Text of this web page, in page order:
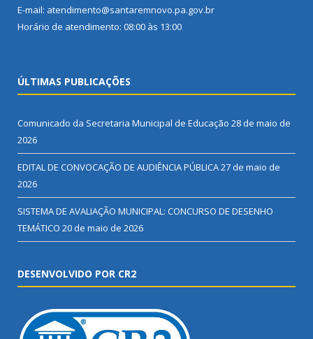
E-mail: atendimento@santaremnovo.pa.gov.br
Horário de atendimento: 08:00 às 13:00
ÚLTIMAS PUBLICAÇÕES
Comunicado da Secretaria Municipal de Educação 28 de maio de
2026
EDITAL DE CONVOCAÇÃO DE AUDIÊNCIA PÚBLICA27 de maio de
2026
SISTEMA DE AVALIAÇÃO MUNICIPAL: CONCURSO DE DESENHO
TEMÁTICO 20 de maio de 2026
DESENVOLVIDO POR CR2